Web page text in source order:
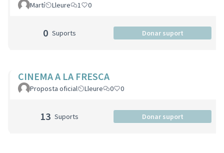
Martí Lleure 1 0
0 Suports Donar suport
CINEMA A LA FRESCA
Proposta oficial Lleure 0 0
13 Suports Donar suport